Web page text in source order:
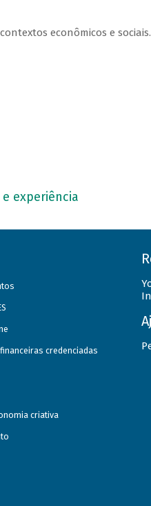
econômicos e
experiência
credenciadas
criativa